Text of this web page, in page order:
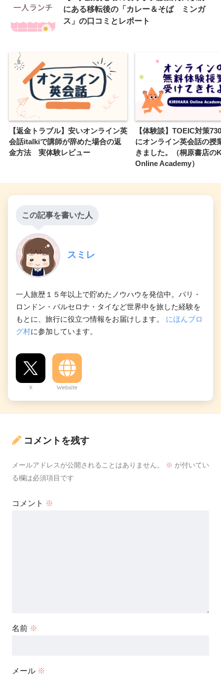
にある移転後の「カレー＆そば ミンガ
ス」の口コミとレポート
【返金トラブル】安いオンライン英
会話italkiで講師が辞めた場合の返
金方法 実体験レビュー
【体験談】TOEIC対策
にオンライン英会話の授
きました。（桐原書店の
Online Academy）
この記事を書いた人
スミレ
一人旅歴１５年以上で貯めたノウハウを発信中。パリ・
ロンドン・バルセロナ・タイなど世界中を旅した経験を
もとに、旅行に役立つ情報をお届けします。 にほんブロ
グ村に参加しています。
X Website
コメントを残す
メールアドレスが公開されることはありません。 ※ が付いてい
る欄は必須項目です
コメント ※
名前 ※
メール ※